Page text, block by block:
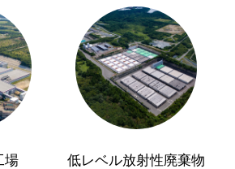
場
低レベル放射性廃棄物